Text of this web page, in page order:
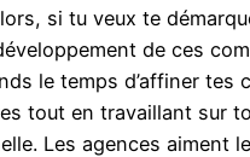
si tu veux te
de ces
le temps d’affiner tes
tout en travaillant sur
Les agences aiment